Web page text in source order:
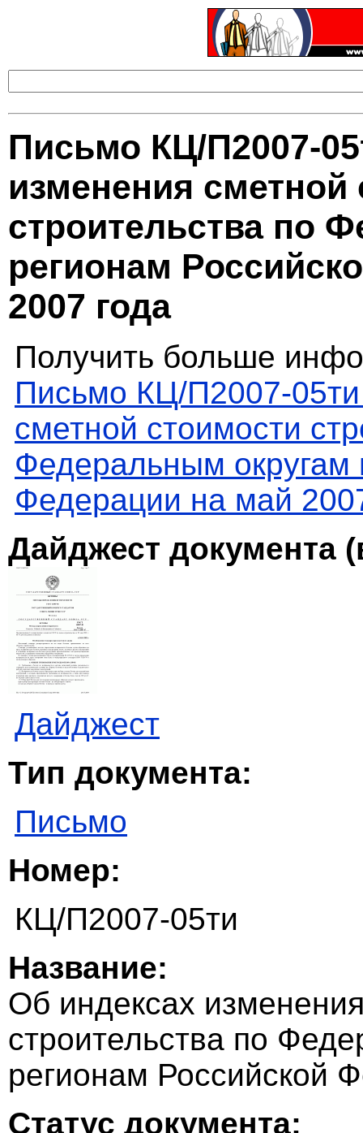
Письмо КЦ/П2007-
изменения сметной
строительства по
регионам
2007 года
Получить больше
Письмо КЦ/П2007-
сметной стоимости
Федеральным округам
Федерации на май
Дайджест документа
Дайджест
Тип документа:
Письмо
Номер:
КЦ/П2007-05ти
Название:
Об индексах
строительства по
регионам Российской
Статус документа: